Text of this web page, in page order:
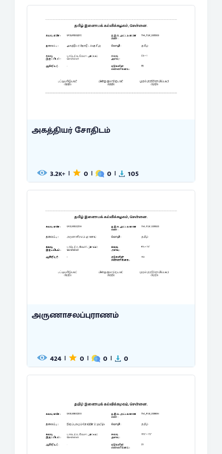
அகத்தியர் சோதிடம்
3.2K+ | 0 | 0 | 105
அருணாசலப்புராணம்
424 | 0 | 0 | 0